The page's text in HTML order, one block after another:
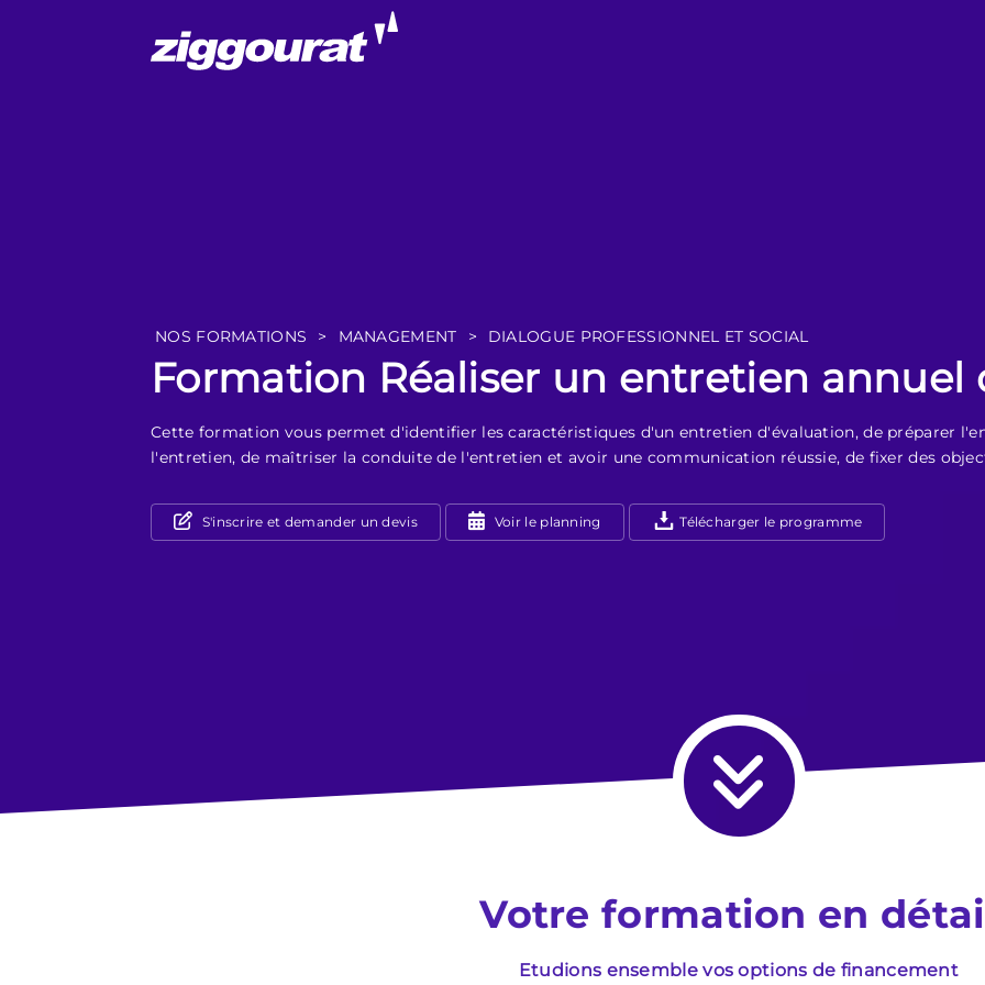
NOS FORMATIONS > MANAGEMENT > DIALOGUE PROFESSIONNEL ET SOCIAL
Formation Réaliser un entretien annuel
Cette formation vous permet d'identifier les caractéristiques d'un entretien d'évaluation, de préparer
l'entretien, de maîtriser la conduite de l'entretien et avoir une communication réussie, de fixer des
S'inscrire et demander un devis Voir le planning Télécharger le programme
Votre formation en
Etudions ensemble vos options de financement